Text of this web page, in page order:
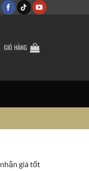
GIỎ HÀNG
giá tốt